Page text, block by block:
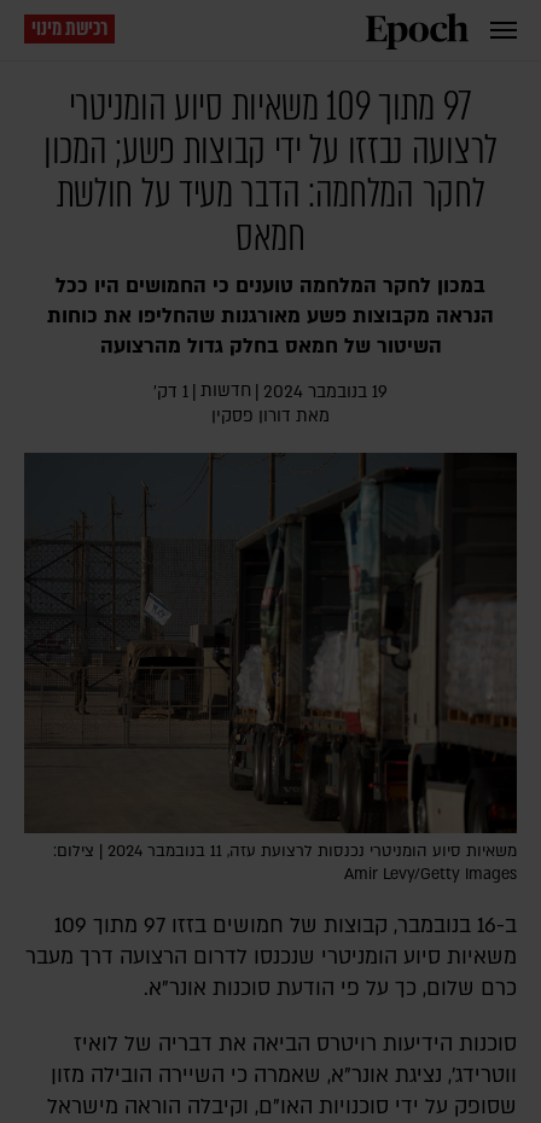
רכישת מינוי
97 מתוך 109 משאיות סיוע הומניטרי
לרצועה נבזזו על ידי קבוצות פשע; המכון
לחקר המלחמה: הדבר מעיד על חולשת
חמאס
במכון לחקר המלחמה טוענים כי החמושים היו ככל
הנראה מקבוצות פשע מאורגנות שהחליפו את כוחות
השיטור של חמאס בחלק גדול מהרצועה
19 בנובמבר 2024 | חדשות | 1 דק׳
מאת דורון פסקין
משאיות סיוע הומניטרי נכנסות לרצועת עזה, 11 בנובמבר 2024 | צילום:
Amir Levy/Getty Images
ב-16 בנובמבר, קבוצות של חמושים בזזו 97 מתוך 109
משאיות סיוע הומניטרי שנכנסו לדרום הרצועה דרך מעבר
כרם שלום, כך על פי הודעת סוכנות אונר"א.
סוכנות הידיעות רויטרס הביאה את דבריה של לואיז
ווטרידג', נציגת אונר"א, שאמרה כי השיירה הובילה מזון
שסופק על ידי סוכנויות האו"ם, וקיבלה הוראה מישראל